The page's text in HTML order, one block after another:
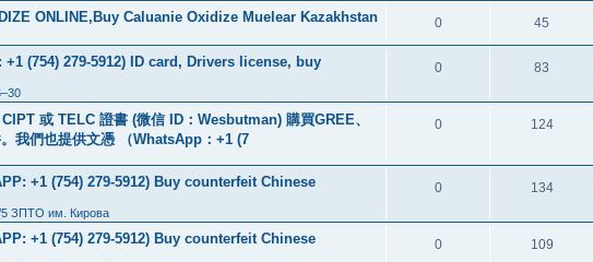
ONLINE,Buy Caluanie Oxidize Muelear Kazakhstan 0 45
(754) 279-5912) ID card, Drivers license, buy
0 83
或 TELC 證書 (微信 ID：Wesbutman) 購買GREE、
我們也提供文憑 （WhatsApp：+1 (7
0 124
+1 (754) 279-5912) Buy counterfeit Chinese
ЗПТО им. Кирова
0 134
+1 (754) 279-5912) Buy counterfeit Chinese
0 109